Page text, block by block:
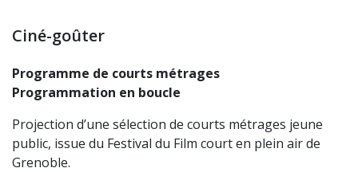
Ciné-goûter
Programme de courts métrages
Programmation en boucle
Projection d’une sélection de courts métrages jeune
public, issue du Festival du Film court en plein air de
Grenoble.